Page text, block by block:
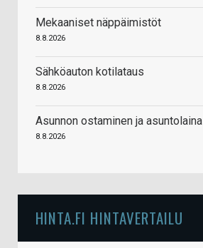
Mekaaniset näppäimistöt
8.8.2026
Sähköauton kotilataus
8.8.2026
Asunnon ostaminen ja asuntolaina
8.8.2026
HINTA.FI HINTAVERTAILU